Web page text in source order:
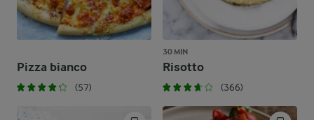
Pizza bianco
(57)
30 MIN
Risotto
(366)